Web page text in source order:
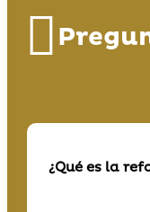
¿Qué es la